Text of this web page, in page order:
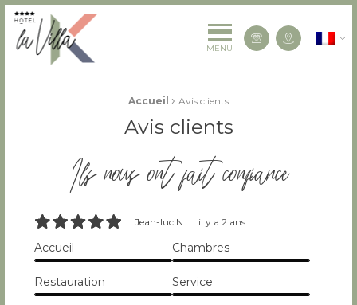
La Villa K Hôtel Spa Restaurant 4 étoiles
MENU Contactez-
Accueil › Avis clients
Avis clients
Ils nous ont fait confiance
10/10 Jean-luc N. il y a 2 ans
Accueil
Chambres
Restauration
Service